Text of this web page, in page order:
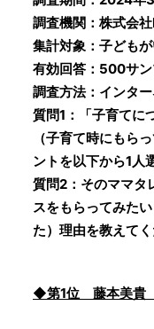
調査機関：株式会社
集計対象：子ども
有効回答：500サ
調査方法：インタ
質問1：「子育てに
（子育て時にもら
ントを以下から1人
質問2：そのママタ
スをもらってみた
た）理由を教えてく
◆第1位 藤本美